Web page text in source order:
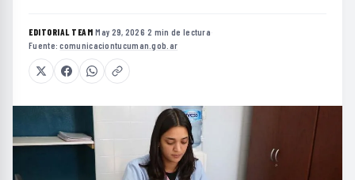
EDITORIAL TEAM·May 29, 2026·2 min de lectura·
Fuente:comunicaciontucuman.gob.ar